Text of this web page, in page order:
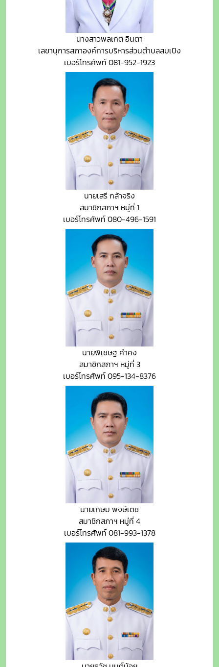
นางสาวพลเกต อินตา
เลขานุการสภาองค์การบริหารส่วนตำบลสบเปิง
เบอร์โทรศัพท์ 081-952-1923
นายเสรี กล้าจริง
สมาชิกสภาฯ หมู่ที่ 1
เบอร์โทรศัพท์ 080-496-1591
นายพิเชษฐ คำคง
สมาชิกสภาฯ หมู่ที่ 3
เบอร์โทรศัพท์ 095-134-8376
นายเกษม พงษ์เดช
สมาชิกสภาฯ หมู่ที่ 4
เบอร์โทรศัพท์ 081-993-1378